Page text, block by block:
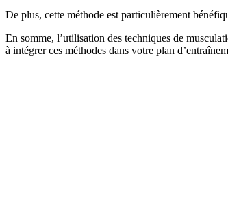
De plus, cette méthode est particulièrement
En somme, l’utilisation des techniques de
à intégrer ces méthodes dans votre plan